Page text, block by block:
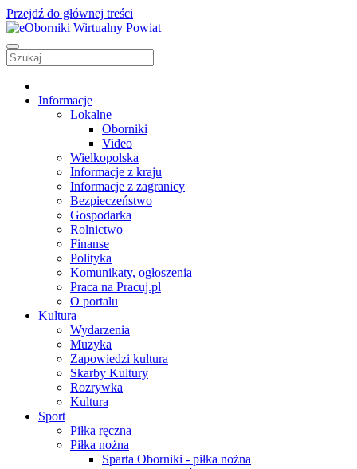
Przejdź do głównej treści
Informacje
Lokalne
Oborniki
Video
Wielkopolska
Informacje z kraju
Informacje z zagranicy
Bezpieczeństwo
Gospodarka
Rolnictwo
Finanse
Polityka
Komunikaty, ogłoszenia
Praca na Pracuj.pl
O portalu
Kultura
Wydarzenia
Muzyka
Zapowiedzi kultura
Skarby Kultury
Rozrywka
Kultura
Sport
Piłka ręczna
Piłka nożna
Sparta Oborniki - piłka nożna